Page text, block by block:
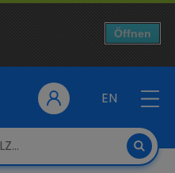
Öffnen
EN